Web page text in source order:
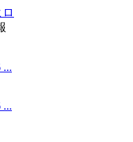
...
...